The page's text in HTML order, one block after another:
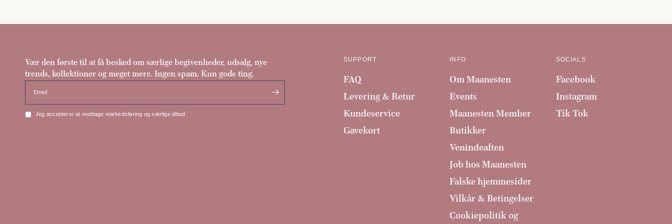
Vær den første til at få besked om særlige begivenheder, udsalg, nye
trends, kollektioner og meget mere. Ingen spam. Kun gode ting.
Email
Jeg accepterer at modtage markedsføring og særlige tilbud
SUPPORT
FAQ
Levering & Retur
Kundeservice
Gavekort
INFO
Om Maanesten
Events
Maanesten Member
Butikker
Venindeaften
Job hos Maanesten
Falske hjemmesider
Vilkår & Betingelser
Cookiepolitik og
SOCIALS
Facebook
Instagram
Tik Tok